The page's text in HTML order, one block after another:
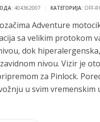
404362007 КАТЕГОРИЈА: OFF-
Adventure
sa velikim protokom
dok
nivou. Vizir je
za Pinlock.
u svim vremenskim